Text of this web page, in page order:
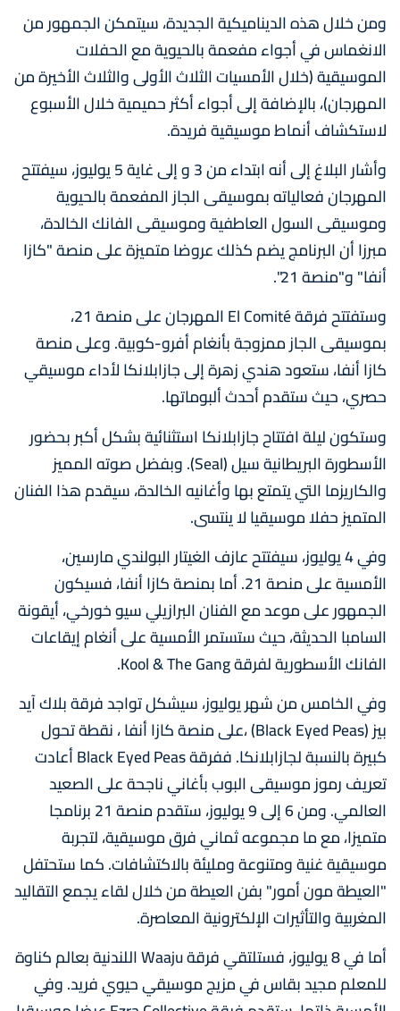
ومن خلال هذه الديناميكية الجديدة، سيتمكن الجمهور من
الانغماس في أجواء مفعمة بالحيوية مع الحفلات
الموسيقية (خلال الأمسيات الثلاث الأولى والثلاث الأخيرة من
المهرجان)، بالإضافة إلى أجواء أكثر حميمية خلال الأسبوع
لاستكشاف أنماط موسيقية فريدة.
وأشار البلاغ إلى أنه ابتداء من 3 و إلى غاية 5 يوليوز، سيفتتح
المهرجان فعالياته بموسيقى الجاز المفعمة بالحيوية
وموسيقى السول العاطفية وموسيقى الفانك الخالدة،
مبرزا أن البرنامج يضم كذلك عروضا متميزة على منصة "كازا
أنفا" و"منصة 21".
وستفتتح فرقة El Comité المهرجان على منصة 21،
بموسيقى الجاز ممزوجة بأنغام أفرو-كوبية. وعلى منصة
كازا أنفا، ستعود هندي زهرة إلى جازابلانكا لأداء موسيقي
حصري، حيث ستقدم أحدث ألبوماتها.
وستكون ليلة افتتاح جازابلانكا استثنائية بشكل أكبر بحضور
الأسطورة البريطانية سيل (Seal). وبفضل صوته المميز
والكاريزما التي يتمتع بها وأغانيه الخالدة، سيقدم هذا الفنان
المتميز حفلا موسيقيا لا ينتسى.
وفي 4 يوليوز، سيفتتح عازف الغيتار البولندي مارسين،
الأمسية على منصة 21. أما بمنصة كازا أنفا، فسيكون
الجمهور على موعد مع الفنان البرازيلي سيو خورخي، أيقونة
السامبا الحديثة، حيث ستستمر الأمسية على أنغام إيقاعات
الفانك الأسطورية لفرقة Kool & The Gang.
وفي الخامس من شهر يوليوز، سيشكل تواجد فرقة بلاك آيد
بيز (Black Eyed Peas) ،على منصة كازا أنفا ، نقطة تحول
كبيرة بالنسبة لجازابلانكا. ففرقة Black Eyed Peas أعادت
تعريف رموز موسيقى البوب بأغاني ناجحة على الصعيد
العالمي. ومن 6 إلى 9 يوليوز، ستقدم منصة 21 برنامجا
متميزا، مع ما مجموعه ثماني فرق موسيقية، لتجربة
موسيقية غنية ومتنوعة ومليئة بالاكتشافات. كما ستحتفل
"العيطة مون أمور" بفن العيطة من خلال لقاء يجمع التقاليد
المغربية والتأثيرات الإلكترونية المعاصرة.
أما في 8 يوليوز، فستلتقي فرقة Waaju اللندنية بعالم كناوة
للمعلم مجيد بقاس في مزيج موسيقي حيوي فريد. وفي